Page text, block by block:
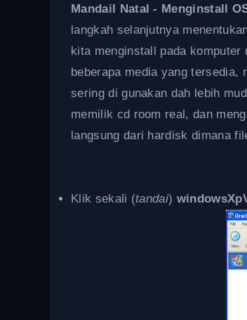
Mandail Natal - Menginstall
langkah selanjutnya
kita menginstall pada
beberapa media yang tersedia,
sering di gunakan dah lebih
memilik cd room real, dan
langsung dari hardisk dimana
Klik sekali (tandai)